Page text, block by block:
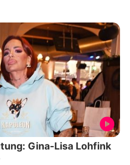
Gina-Lisa Lohfink